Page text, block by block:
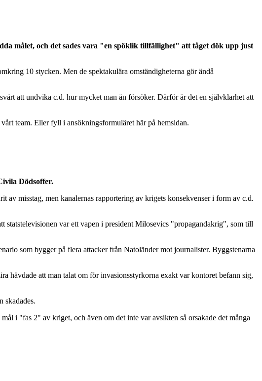
målet, och det sades vara "en spöklik tillfällighet" att tåget dök upp just
10 stycken. Men de spektakulära omständigheterna gör ändå
att undvika c.d. hur mycket man än försöker. Därför är det en självklarhet att
team. Eller fyll i ansökningsformuläret här på hemsidan.
Dödsoffer.
misstag, men kanalernas rapportering av krigets konsekvenser i form av c.d.
statstelevisionen var ett vapen i president Milosevics "propagandakrig", som till
som bygger på flera attacker från Natoländer mot journalister. Byggstenarna
hävdade att man talat om för invasionsstyrkorna exakt var kontoret befann sig,
skadades.
i "fas 2" av kriget, och även om det inte var avsikten så orsakade det många